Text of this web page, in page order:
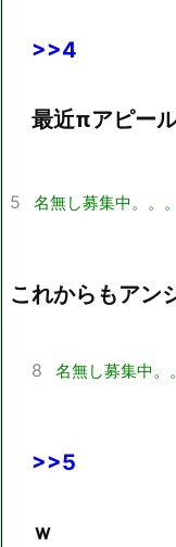
>>4
最近πアピー
5 名無し募集中。。。
これからもアン
8 名無し募集中。
>>5
ｗ